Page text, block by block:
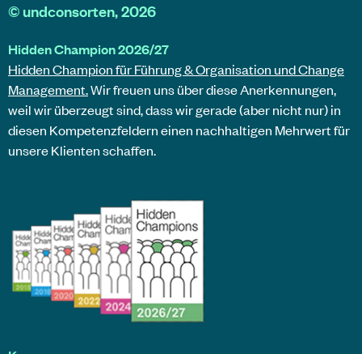
© undconsorten, 2026
Hidden Champion 2026/27
Hidden Champion für Führung & Organisation und Change
Management.Wir freuen uns über diese Anerkennungen,
weil wir überzeugt sind, dass wir gerade (aber nicht nur) in
diesen Kompetenzfeldern einen nachhaltigen Mehrwert für
unsere Klienten schaffen.